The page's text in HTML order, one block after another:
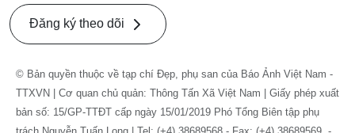
Đăng ký theo dõi
© Bản quyền thuộc về tạp chí Đẹp, phụ san của Báo Ảnh Việt Nam -
TTXVN | Cơ quan chủ quản: Thông Tấn Xã Việt Nam | Giấy phép xuất
bản số: 15/GP-TTĐT cấp ngày 15/01/2019 Phó Tổng Biên tập phụ